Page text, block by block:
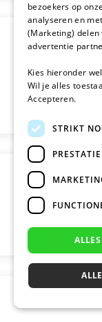
bezoekers op
analyseren en
(Marketing) delen
advertentie
Kies hieronder
Wil je alles
Accepteren.
STRIKT
PRESTATIE